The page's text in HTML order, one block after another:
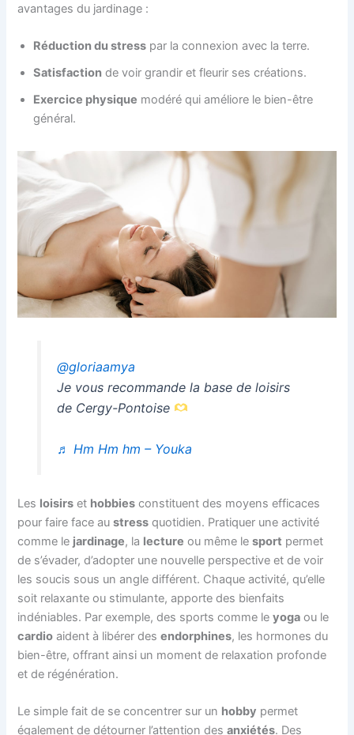
avantages du jardinage :
Réduction du stress par la connexion avec la terre.
Satisfaction de voir grandir et fleurir ses créations.
Exercice physique modéré qui améliore le bien-être
général.
@gloriaamya
Je vous recommande la base de loisirs
de Cergy-Pontoise
♬ Hm Hm hm – Youka
Les loisirs et hobbies constituent des moyens efficaces
pour faire face austress quotidien. Pratiquer une activité
comme le jardinage, la lecture ou même lesport permet
de s’évader, d’adopter une nouvelle perspective et de voir
les soucis sous un angle différent. Chaque activité, qu’elle
soit relaxante ou stimulante, apporte des bienfaits
indéniables. Par exemple, des sports comme leyoga ou le
cardio aident à libérer desendorphines, les hormones du
bien-être, offrant ainsi un moment de relaxation profonde
et de régénération.
Le simple fait de se concentrer sur un hobby permet
également de détourner l’attention desanxiétés. Des